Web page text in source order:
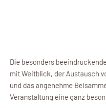
Die besonders
mit Weitblick, der Austausch
und das angenehme
Veranstaltung eine ganz